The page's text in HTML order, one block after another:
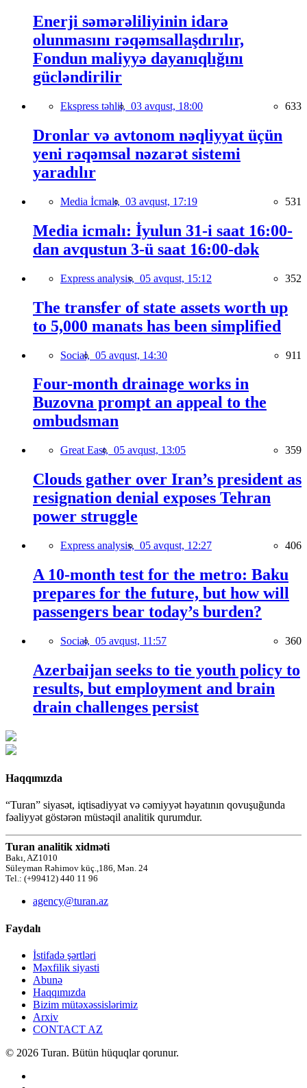
Enerji səmərəliliyinin idarə
olunmasını rəqəmsallaşdırılır,
Fondun maliyyə dayanıqlığını
gücləndirilir
Ekspress təhlil, 03 avqust, 18:00 633
Dronlar və avtonom nəqliyyat üçün
yeni rəqəmsal nəzarət sistemi
yaradılır
Media İcmalı, 03 avqust, 17:19 531
Media icmalı: İyulun 31-i saat 16:00-
dan avqustun 3-ü saat 16:00-dək
Express analysis, 05 avqust, 15:12 352
The transfer of state assets worth up
to 5,000 manats has been simplified
Social, 05 avqust, 14:30 911
Four-month drainage works in
Buzovna prompt an appeal to the
ombudsman
Great East, 05 avqust, 13:05 359
Clouds gather over Iran’s president as
resignation denial exposes Tehran
power struggle
Express analysis, 05 avqust, 12:27 406
A 10-month test for the metro: Baku
prepares for the future, but how will
passengers bear today’s burden?
Social, 05 avqust, 11:57 360
Azerbaijan seeks to tie youth policy to
results, but employment and brain
drain challenges persist
Haqqımızda
“Turan” siyasət, iqtisadiyyat və cəmiyyət həyatının qovuşuğunda
fəaliyyət göstərən müstəqil analitik qurumdur.
Turan analitik xidməti
Bakı, AZ1010
Süleyman Rəhimov küç.,186, Mən. 24
Tel.: (+99412) 440 11 96
agency@turan.az
Faydalı
İstifadə şərtləri
Məxfilik siyasti
Abunə
Haqqımızda
Bizim mütəxəssislərimiz
Arxiv
CONTACT AZ
© 2026 Turan. Bütün hüquqlar qorunur.